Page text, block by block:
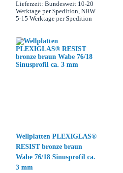
Lieferzeit: Bundesweit 10-20
Werktage per Spedition, NRW
5-15 Werktage per Spedition
Wellplatten PLEXIGLAS®
RESIST bronze braun
Wabe 76/18 Sinusprofil ca.
3 mm